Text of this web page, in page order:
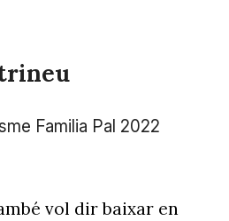
vol dir baixar en